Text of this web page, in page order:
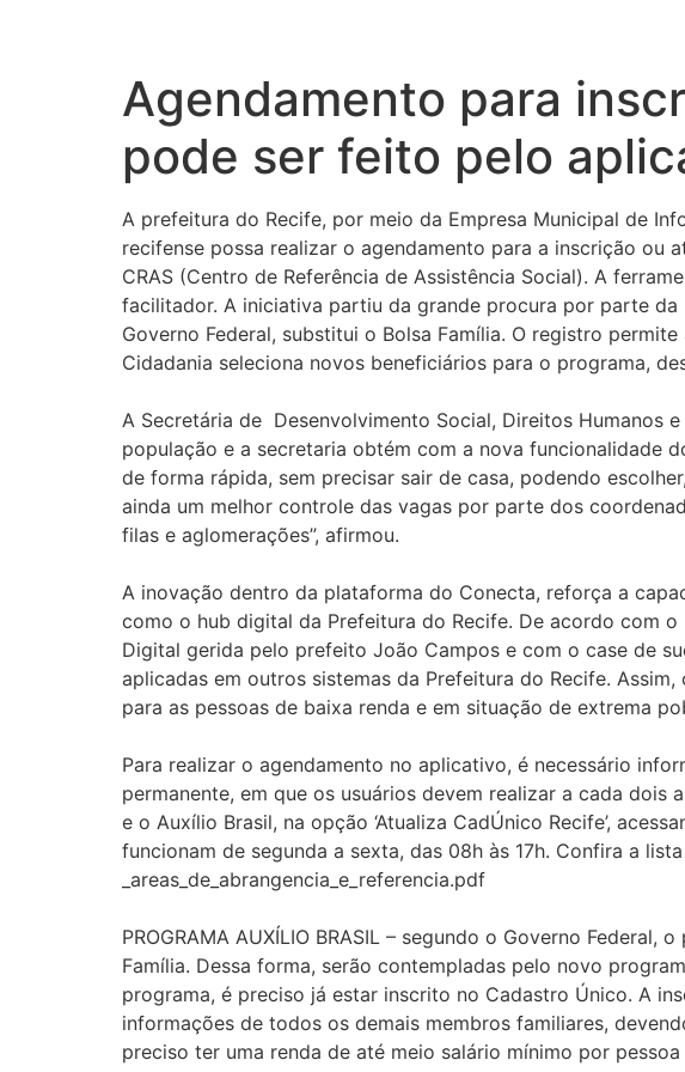
Agendamento para
pode ser feito pelo
A prefeitura do Recife, por meio da Empresa Municipal de
recifense possa realizar o agendamento para a inscrição ou
CRAS (Centro de Referência de Assistência Social). A
facilitador. A iniciativa partiu da grande procura por parte da
Governo Federal, substitui o Bolsa Família. O registro
Cidadania seleciona novos beneficiários para o programa,
A Secretária de Desenvolvimento Social, Direitos Humanos
população e a secretaria obtém com a nova funcionalidade
de forma rápida, sem precisar sair de casa, podendo
ainda um melhor controle das vagas por parte dos
filas e aglomerações”, afirmou.
A inovação dentro da plataforma do Conecta, reforça a
como o hub digital da Prefeitura do Recife. De acordo com o
Digital gerida pelo prefeito João Campos e com o case de
aplicadas em outros sistemas da Prefeitura do Recife.
para as pessoas de baixa renda e em situação de extrema
Para realizar o agendamento no aplicativo, é necessário
permanente, em que os usuários devem realizar a cada
e o Auxílio Brasil, na opção ‘Atualiza CadÚnico Recife’,
funcionam de segunda a sexta, das 08h às 17h. Confira a
_areas_de_abrangencia_e_referencia.pdf
PROGRAMA AUXÍLIO BRASIL – segundo o Governo
Família. Dessa forma, serão contempladas pelo novo
programa, é preciso já estar inscrito no Cadastro Único. A
informações de todos os demais membros familiares,
preciso ter uma renda de até meio salário mínimo por